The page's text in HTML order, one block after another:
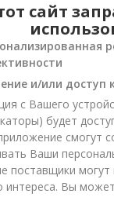
сайт
и/или
с Вашего
будет
смогут
Ваши
поставщики
интереса. Вы